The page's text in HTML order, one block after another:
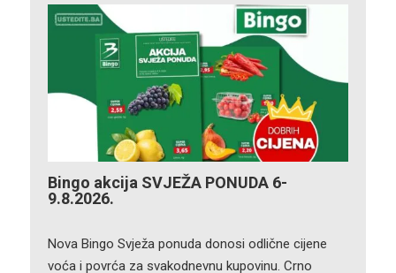
Bingo akcija SVJEŽA PONUDA 6-
9.8.2026.
Nova Bingo Svježa ponuda donosi odlične cijene
voća i povrća za svakodnevnu kupovinu. Crno